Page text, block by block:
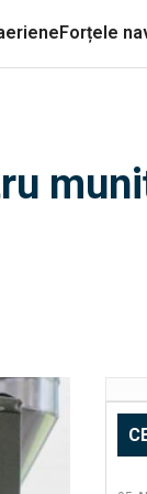
Forțele